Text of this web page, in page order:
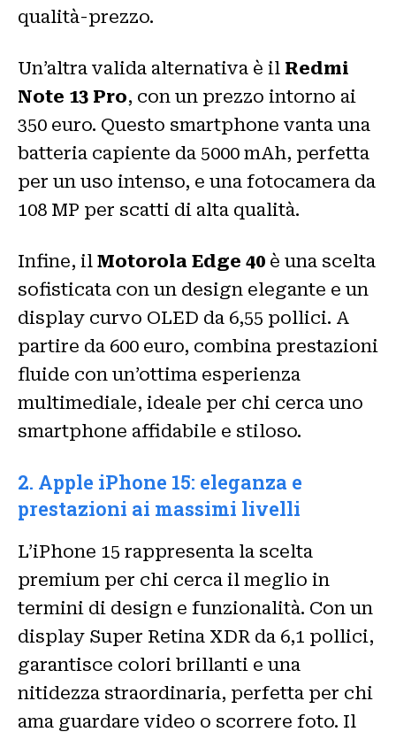
qualità-prezzo.
Un’altra valida alternativa è il Redmi
Note 13 Pro, con un prezzo intorno ai
350 euro. Questo smartphone vanta una
batteria capiente da 5000 mAh, perfetta
per un uso intenso, e una fotocamera da
108 MP per scatti di alta qualità.
Infine, il Motorola Edge 40 è una scelta
sofisticata con un design elegante e un
display curvo OLED da 6,55 pollici. A
partire da 600 euro, combina prestazioni
fluide con un’ottima esperienza
multimediale, ideale per chi cerca uno
smartphone affidabile e stiloso.
2. Apple iPhone 15: eleganza e
prestazioni ai massimi livelli
L’iPhone 15 rappresenta la scelta
premium per chi cerca il meglio in
termini di design e funzionalità. Con un
display Super Retina XDR da 6,1 pollici,
garantisce colori brillanti e una
nitidezza straordinaria, perfetta per chi
ama guardare video o scorrere foto. Il